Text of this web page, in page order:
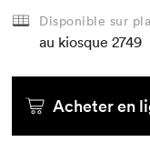
Disponible sur
au kiosque 2749
Acheter en